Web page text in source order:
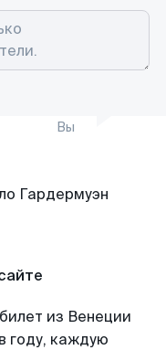
Вы
из Венеции
году, каждую